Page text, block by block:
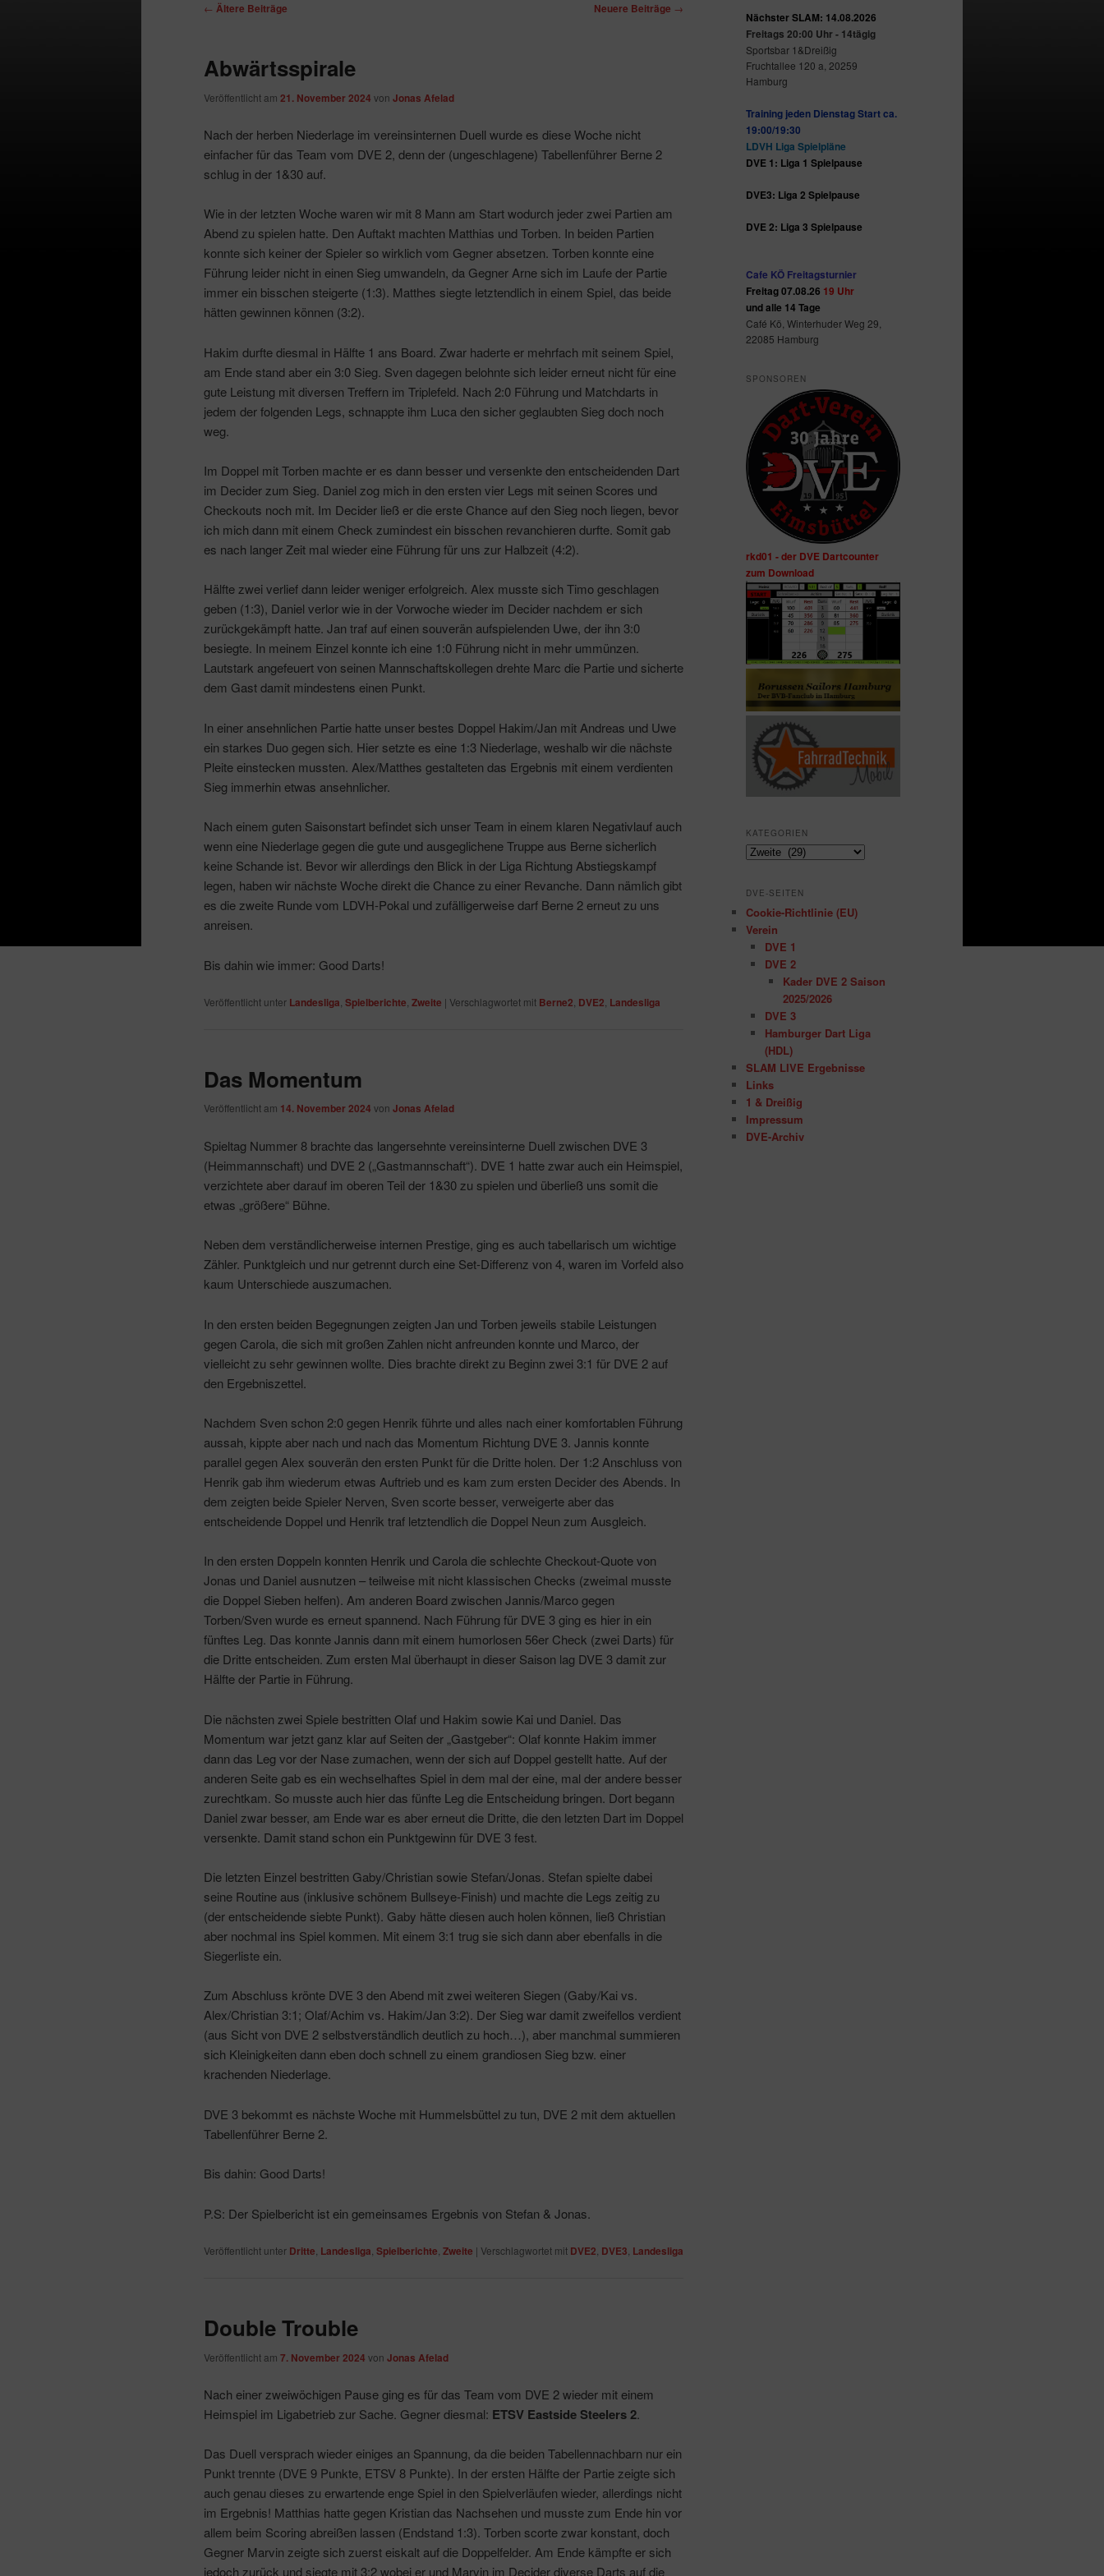
Beitragsnavigation
← Ältere Beiträge Neuere Beiträge →
Abwärtsspirale
Veröffentlicht am 21. November 2024 von Jonas Afelad
Nach der herben Niederlage im vereinsinternen Duell wurde es diese Woche nicht
einfacher für das Team vom DVE 2, denn der (ungeschlagene) Tabellenführer Berne 2
schlug in der 1&30 auf.
Wie in der letzten Woche waren wir mit 8 Mann am Start wodurch jeder zwei Partien am
Abend zu spielen hatte. Den Auftakt machten Matthias und Torben. In beiden Partien
konnte sich keiner der Spieler so wirklich vom Gegner absetzen. Torben konnte eine
Führung leider nicht in einen Sieg umwandeln, da Gegner Arne sich im Laufe der Partie
immer ein bisschen steigerte (1:3). Matthes siegte letztendlich in einem Spiel, das beide
hätten gewinnen können (3:2).
Hakim durfte diesmal in Hälfte 1 ans Board. Zwar haderte er mehrfach mit seinem Spiel,
am Ende stand aber ein 3:0 Sieg. Sven dagegen belohnte sich leider erneut nicht für eine
gute Leistung mit diversen Treffern im Triplefeld. Nach 2:0 Führung und Matchdarts in
jedem der folgenden Legs, schnappte ihm Luca den sicher geglaubten Sieg doch noch
weg.
Im Doppel mit Torben machte er es dann besser und versenkte den entscheidenden Dart
im Decider zum Sieg. Daniel zog mich in den ersten vier Legs mit seinen Scores und
Checkouts noch mit. Im Decider ließ er die erste Chance auf den Sieg noch liegen, bevor
ich mich dann mit einem Check zumindest ein bisschen revanchieren durfte. Somit gab
es nach langer Zeit mal wieder eine Führung für uns zur Halbzeit (4:2).
Hälfte zwei verlief dann leider weniger erfolgreich. Alex musste sich Timo geschlagen
geben (1:3), Daniel verlor wie in der Vorwoche wieder im Decider nachdem er sich
zurückgekämpft hatte. Jan traf auf einen souverän aufspielenden Uwe, der ihn 3:0
besiegte. In meinem Einzel konnte ich eine 1:0 Führung nicht in mehr ummünzen.
Lautstark angefeuert von seinen Mannschaftskollegen drehte Marc die Partie und sicherte
dem Gast damit mindestens einen Punkt.
In einer ansehnlichen Partie hatte unser bestes Doppel Hakim/Jan mit Andreas und Uwe
ein starkes Duo gegen sich. Hier setzte es eine 1:3 Niederlage, weshalb wir die nächste
Pleite einstecken mussten. Alex/Matthes gestalteten das Ergebnis mit einem verdienten
Sieg immerhin etwas ansehnlicher.
Nach einem guten Saisonstart befindet sich unser Team in einem klaren Negativlauf auch
wenn eine Niederlage gegen die gute und ausgeglichene Truppe aus Berne sicherlich
keine Schande ist. Bevor wir allerdings den Blick in der Liga Richtung Abstiegskampf
legen, haben wir nächste Woche direkt die Chance zu einer Revanche. Dann nämlich gibt
es die zweite Runde vom LDVH-Pokal und zufälligerweise darf Berne 2 erneut zu uns
anreisen.
Bis dahin wie immer: Good Darts!
Veröffentlicht unter Landesliga Spielberichte Zweite | Verschlagwortet mit Berne2 DVE2 Landesliga
Das Momentum
Veröffentlicht am 14. November 2024 von Jonas Afelad
Spieltag Nummer 8 brachte das langersehnte vereinsinterne Duell zwischen DVE 3
(Heimmannschaft) und DVE 2 („Gastmannschaft“). DVE 1 hatte zwar auch ein Heimspiel,
verzichtete aber darauf im oberen Teil der 1&30 zu spielen und überließ uns somit die
etwas „größere“ Bühne.
Neben dem verständlicherweise internen Prestige, ging es auch tabellarisch um wichtige
Zähler. Punktgleich und nur getrennt durch eine Set-Differenz von 4, waren im Vorfeld also
kaum Unterschiede auszumachen.
In den ersten beiden Begegnungen zeigten Jan und Torben jeweils stabile Leistungen
gegen Carola, die sich mit großen Zahlen nicht anfreunden konnte und Marco, der
vielleicht zu sehr gewinnen wollte. Dies brachte direkt zu Beginn zwei 3:1 für DVE 2 auf
den Ergebniszettel.
Nachdem Sven schon 2:0 gegen Henrik führte und alles nach einer komfortablen Führung
aussah, kippte aber nach und nach das Momentum Richtung DVE 3. Jannis konnte
parallel gegen Alex souverän den ersten Punkt für die Dritte holen. Der 1:2 Anschluss von
Henrik gab ihm wiederum etwas Auftrieb und es kam zum ersten Decider des Abends. In
dem zeigten beide Spieler Nerven, Sven scorte besser, verweigerte aber das
entscheidende Doppel und Henrik traf letztendlich die Doppel Neun zum Ausgleich.
In den ersten Doppeln konnten Henrik und Carola die schlechte Checkout-Quote von
Jonas und Daniel ausnutzen – teilweise mit nicht klassischen Checks (zweimal musste
die Doppel Sieben helfen). Am anderen Board zwischen Jannis/Marco gegen
Torben/Sven wurde es erneut spannend. Nach Führung für DVE 3 ging es hier in ein
fünftes Leg. Das konnte Jannis dann mit einem humorlosen 56er Check (zwei Darts) für
die Dritte entscheiden. Zum ersten Mal überhaupt in dieser Saison lag DVE 3 damit zur
Hälfte der Partie in Führung.
Die nächsten zwei Spiele bestritten Olaf und Hakim sowie Kai und Daniel. Das
Momentum war jetzt ganz klar auf Seiten der „Gastgeber“: Olaf konnte Hakim immer
dann das Leg vor der Nase zumachen, wenn der sich auf Doppel gestellt hatte. Auf der
anderen Seite gab es ein wechselhaftes Spiel in dem mal der eine, mal der andere besser
zurechtkam. So musste auch hier das fünfte Leg die Entscheidung bringen. Dort begann
Daniel zwar besser, am Ende war es aber erneut die Dritte, die den letzten Dart im Doppel
versenkte. Damit stand schon ein Punktgewinn für DVE 3 fest.
Die letzten Einzel bestritten Gaby/Christian sowie Stefan/Jonas. Stefan spielte dabei
seine Routine aus (inklusive schönem Bullseye-Finish) und machte die Legs zeitig zu
(der entscheidende siebte Punkt). Gaby hätte diesen auch holen können, ließ Christian
aber nochmal ins Spiel kommen. Mit einem 3:1 trug sie sich dann aber ebenfalls in die
Siegerliste ein.
Zum Abschluss krönte DVE 3 den Abend mit zwei weiteren Siegen (Gaby/Kai vs.
Alex/Christian 3:1; Olaf/Achim vs. Hakim/Jan 3:2). Der Sieg war damit zweifellos verdient
(aus Sicht von DVE 2 selbstverständlich deutlich zu hoch…), aber manchmal summieren
sich Kleinigkeiten dann eben doch schnell zu einem grandiosen Sieg bzw. einer
krachenden Niederlage.
DVE 3 bekommt es nächste Woche mit Hummelsbüttel zu tun, DVE 2 mit dem aktuellen
Tabellenführer Berne 2.
Bis dahin: Good Darts!
P.S: Der Spielbericht ist ein gemeinsames Ergebnis von Stefan & Jonas.
Veröffentlicht unter Dritte Landesliga Spielberichte Zweite | Verschlagwortet mit DVE2 DVE3 Landesliga
Double Trouble
Veröffentlicht am 7. November 2024 von Jonas Afelad
Nach einer zweiwöchigen Pause ging es für das Team vom DVE 2 wieder mit einem
Heimspiel im Ligabetrieb zur Sache. Gegner diesmal: ETSV Eastside Steelers 2.
Das Duell versprach wieder einiges an Spannung, da die beiden Tabellennachbarn nur ein
Punkt trennte (DVE 9 Punkte, ETSV 8 Punkte). In der ersten Hälfte der Partie zeigte sich
auch genau dieses zu erwartende enge Spiel in den Spielverläufen wieder, allerdings nicht
im Ergebnis! Matthias hatte gegen Kristian das Nachsehen und musste zum Ende hin vor
allem beim Scoring abreißen lassen (Endstand 1:3). Torben scorte zwar konstant, doch
Gegner Marvin zeigte sich zuerst eiskalt auf die Doppelfelder. Am Ende kämpfte er sich
jedoch zurück und siegte mit 3:2 wobei er und Marvin im Decider diverse Darts auf die
Nächster SLAM: 14.08.2026
Freitags 20:00 Uhr - 14tägig
Sportsbar 1&Dreißig
Fruchtallee 120 a, 20259
Hamburg
Training jeden Dienstag Start ca.
19:00/19:30
LDVH Liga Spielpläne
DVE 1: Liga 1 Spielpause
DVE3: Liga 2 Spielpause
DVE 2: Liga 3 Spielpause
Cafe KÖ Freitagsturnier
Freitag 07.08.26 19 Uhr
und alle 14 Tage
Café Kö, Winterhuder Weg 29,
22085 Hamburg
SPONSOREN
rkd01 - der DVE Dartcounter
zum Download
KATEGORIEN
Kategorien
DVE-SEITEN
Cookie-Richtlinie (EU)
Verein
DVE 1
DVE 2
Kader DVE 2 Saison
2025/2026
DVE 3
Hamburger Dart Liga
(HDL)
SLAM LIVE Ergebnisse
Links
1 & Dreißig
Impressum
DVE-Archiv